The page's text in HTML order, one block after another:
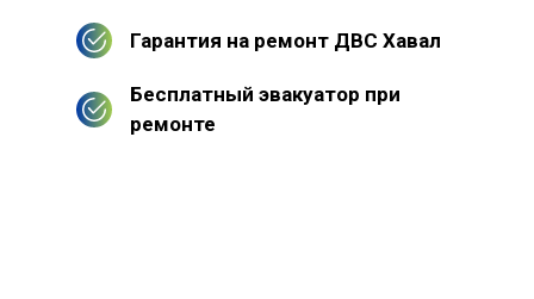
Гарантия на ремонт ДВС Хавал
Бесплатный эвакуатор при
ремонте